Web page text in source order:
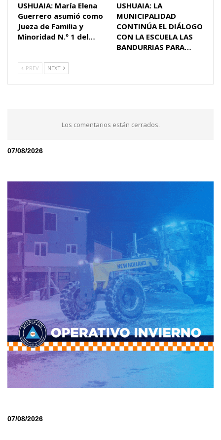
USHUAIA: María Elena
Guerrero asumió como
Jueza de Familia y
Minoridad N.º 1 del…
USHUAIA: LA
MUNICIPALIDAD
CONTINÚA EL DIÁLOGO
CON LA ESCUELA LAS
BANDURRIAS PARA…
PREV NEXT
Los comentarios están cerrados.
07/08/2026
07/08/2026